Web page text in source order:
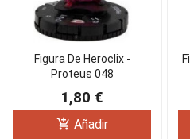
Figura De Heroclix -
Proteus 048
1,80 €
add_shopping_cart Añadir